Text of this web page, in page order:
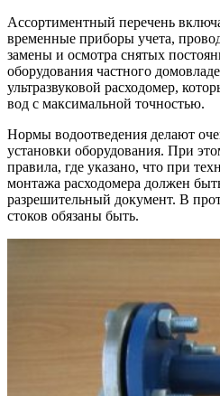
Ассортиментный перечень
временные приборы учета,
замены и осмотра снятых
оборудования частного
ультразвуковой расходомер,
вод с максимальной точностью.
Нормы водоотведения делают
установки оборудования. При
правила, где указано, что при
монтажа расходомера должен
разрешительный документ. В
стоков обязаны быть.